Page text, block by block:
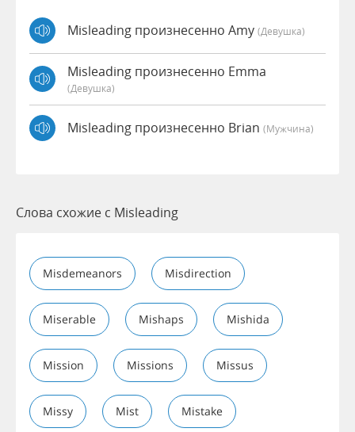
Misleading произнесенно Amy (девушка)
Misleading произнесенно Emma
(девушка)
Misleading произнесенно Brian (мужчина)
Слова схожие с Misleading
Misdemeanors Misdirection
Miserable Mishaps Mishida
Mission Missions Missus
Missy Mist Mistake